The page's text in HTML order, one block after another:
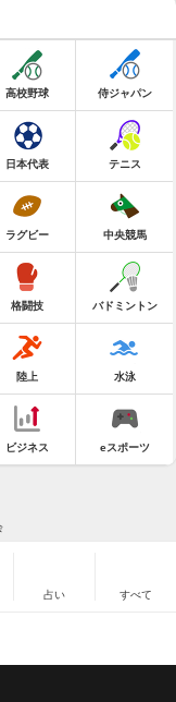
高校野球 侍ジャパン
日本代表 テニス
ラグビー 中央競馬
格闘技 バドミントン
陸上 水泳
ビジネス eスポーツ
占い すべて